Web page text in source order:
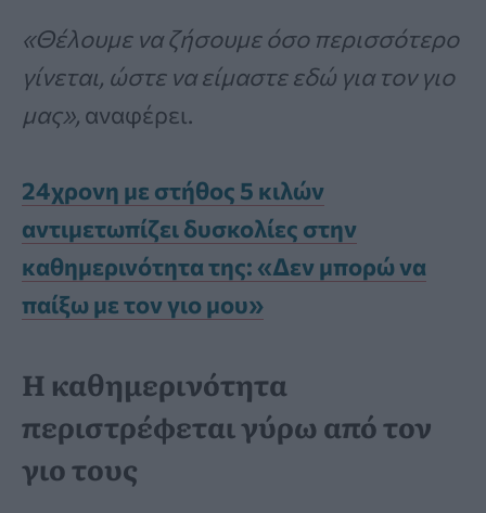
«Θέλουμε να ζήσουμε όσο περισσότερο
γίνεται, ώστε να είμαστε εδώ για τον γιο
μας», αναφέρει.
24χρονη με στήθος 5 κιλών
αντιμετωπίζει δυσκολίες στην
καθημερινότητα της: «Δεν μπορώ να
παίξω με τον γιο μου»
Η καθημερινότητα
περιστρέφεται γύρω από τον
γιο τους